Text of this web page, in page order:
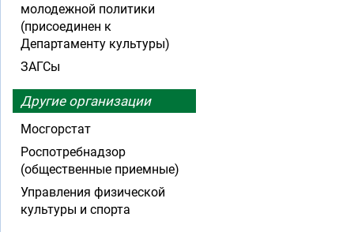
молодежной политики
(присоединен к
Департаменту культуры)
ЗАГСы
Другие организации
Мосгорстат
Роспотребнадзор
(общественные приемные)
Управления физической
культуры и спорта